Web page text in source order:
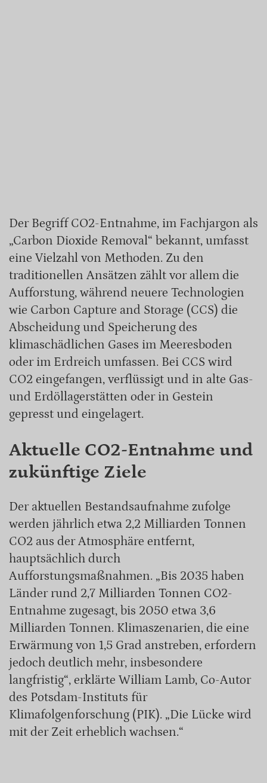
Der Begriff CO2-Entnahme, im Fachjargon als
„Carbon Dioxide Removal“ bekannt, umfasst
eine Vielzahl von Methoden. Zu den
traditionellen Ansätzen zählt vor allem die
Aufforstung, während neuere Technologien
wie Carbon Capture and Storage (CCS) die
Abscheidung und Speicherung des
klimaschädlichen Gases im Meeresboden
oder im Erdreich umfassen. Bei CCS wird
CO2 eingefangen, verflüssigt und in alte Gas-
und Erdöllagerstätten oder in Gestein
gepresst und eingelagert.
Aktuelle CO2-Entnahme und
zukünftige Ziele
Der aktuellen Bestandsaufnahme zufolge
werden jährlich etwa 2,2 Milliarden Tonnen
CO2 aus der Atmosphäre entfernt,
hauptsächlich durch
Aufforstungsmaßnahmen. „Bis 2035 haben
Länder rund 2,7 Milliarden Tonnen CO2-
Entnahme zugesagt, bis 2050 etwa 3,6
Milliarden Tonnen. Klimaszenarien, die eine
Erwärmung von 1,5 Grad anstreben, erfordern
jedoch deutlich mehr, insbesondere
langfristig“, erklärte William Lamb, Co-Autor
des Potsdam-Instituts für
Klimafolgenforschung (PIK). „Die Lücke wird
mit der Zeit erheblich wachsen.“